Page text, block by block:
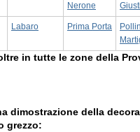
Nerone
Labaro Prima Porta
in tutte le zone della
dimostrazione della
grezzo: